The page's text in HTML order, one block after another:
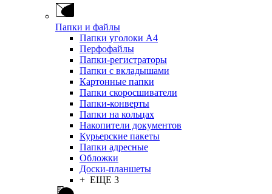
Папки и файлы
Папки уголоки А4
Перфофайлы
Папки-регистраторы
Папки с вкладышами
Картонные папки
Папки скоросшиватели
Папки-конверты
Папки на кольцах
Накопители документов
Курьерские пакеты
Папки адресные
Обложки
Доски-планшеты
+ ЕЩЕ 3